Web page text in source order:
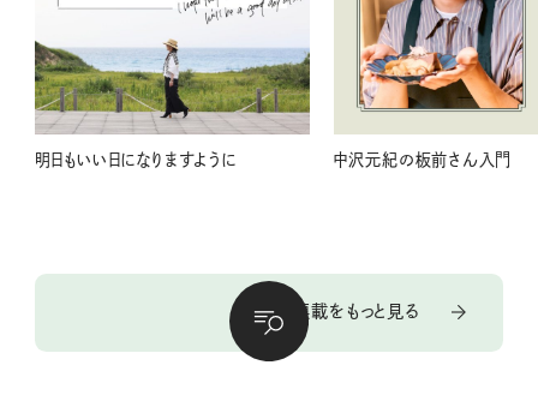
明日もいい日になりますように 中沢元紀の板前さん入門
連載をもっと見る